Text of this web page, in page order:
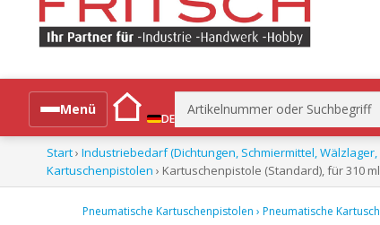
Menü
DE
Suchen
nach:
Alle Produkte
Start› Industriebedarf (Dichtungen, Schmiermittel,
Kartuschenpistolen › Kartuschenpistole (Standard), für 310
Pneumatische Kartuschenpistolen › Pneumatische